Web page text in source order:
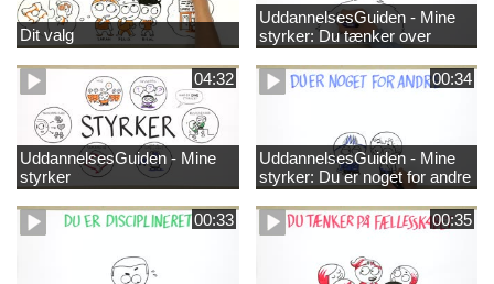
Dit valg
UddannelsesGuiden - Mine
styrker: Du tænker over
tingene
04:32
UddannelsesGuiden - Mine
styrker
00:34
UddannelsesGuiden - Mine
styrker: Du er noget for andre
00:33 00:35